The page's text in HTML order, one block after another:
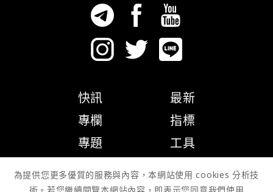
快訊
專欄
專題
最新
指標
工具
為提供您更多優質的服務與內容，本網站使用 cookies 分析技